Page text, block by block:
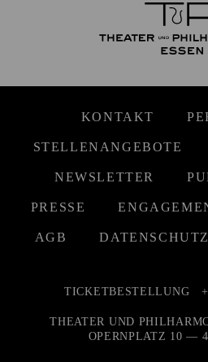
KONTAKT
STELLENANGEBOTE
NEWSLETTER
PRESSE
AGB DATENSCHUTZ
TICKETBESTELLUNG
THEATER UND
OPERNPLATZ 10 —